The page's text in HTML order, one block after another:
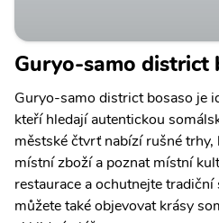
Guryo-samo district
Guryo-samo district bosaso je
kteří hledají autentickou
městské čtvrť nabízí rušné
místní zboží a poznat místní
restaurace a ochutnejte
můžete také objevovat krásy